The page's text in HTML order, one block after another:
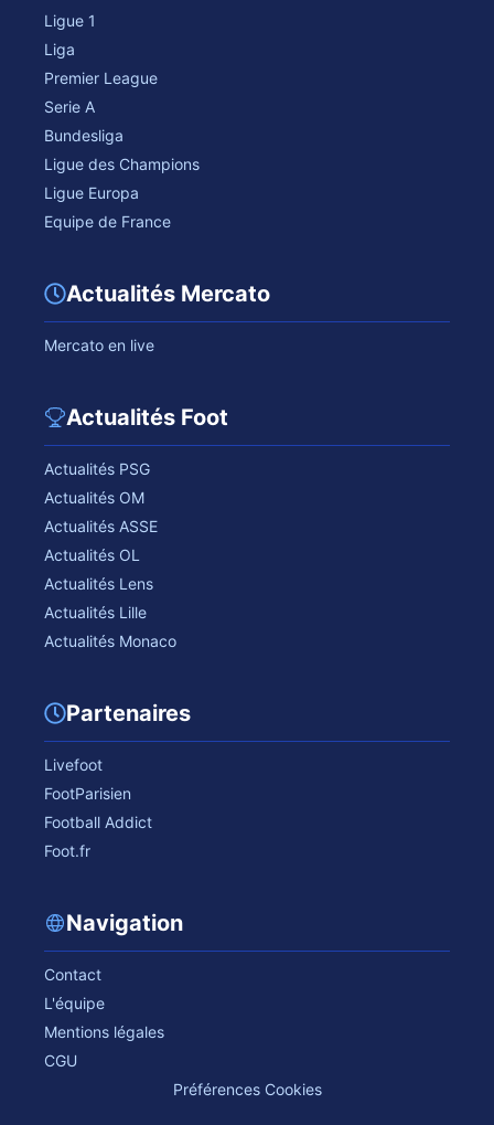
Ligue 1
Liga
Premier League
Serie A
Bundesliga
Ligue des Champions
Ligue Europa
Equipe de France
Actualités Mercato
Mercato en live
Actualités Foot
Actualités PSG
Actualités OM
Actualités ASSE
Actualités OL
Actualités Lens
Actualités Lille
Actualités Monaco
Partenaires
Livefoot
FootParisien
Football Addict
Foot.fr
Navigation
Contact
L'équipe
Mentions légales
CGU
Préférences Cookies